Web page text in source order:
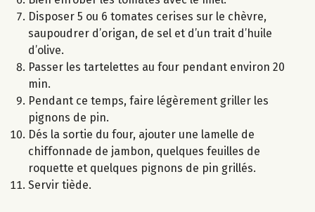
Disposer 5 ou 6 tomates cerises sur le chèvre,
saupoudrer d’origan, de sel et d’un trait d’huile
d’olive.
Passer les tartelettes au four pendant environ 20
min.
Pendant ce temps, faire légèrement griller les
pignons de pin.
Dés la sortie du four, ajouter une lamelle de
chiffonnade de jambon, quelques feuilles de
roquette et quelques pignons de pin grillés.
Servir tiède.